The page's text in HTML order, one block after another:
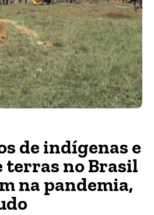
de indígenas e
terras no Brasil
na pandemia,